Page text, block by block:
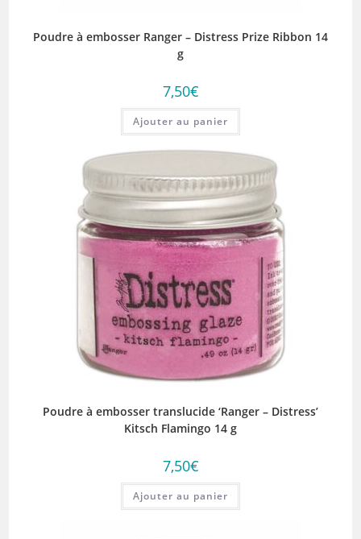
Poudre à embosser Ranger – Distress Prize Ribbon 14
g
7,50€
Ajouter au panier
Poudre à embosser translucide ‘Ranger – Distress’
Kitsch Flamingo 14 g
7,50€
Ajouter au panier